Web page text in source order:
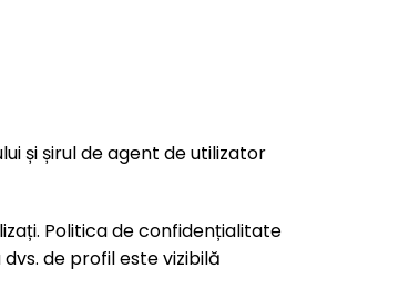
și șirul de agent de utilizator
Politica de confidențialitate
de profil este vizibilă